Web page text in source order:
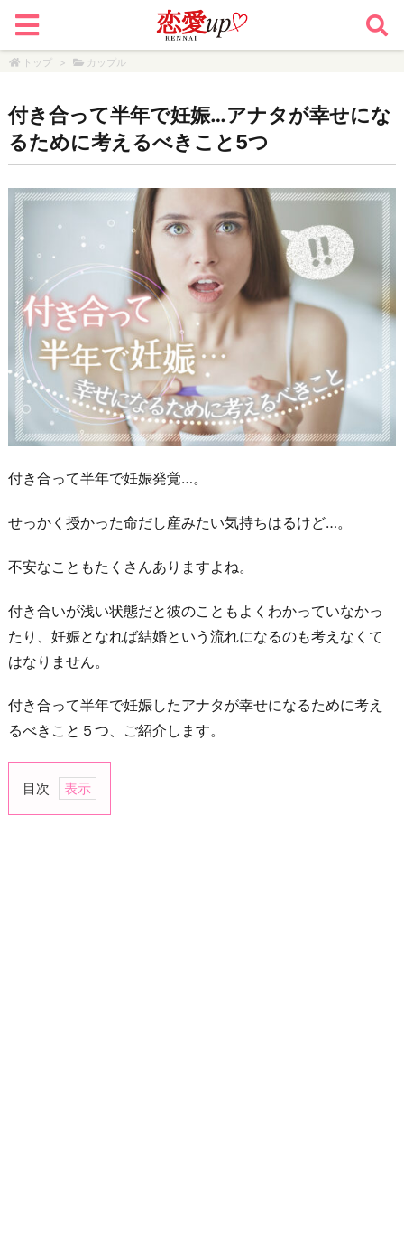
トップ > カップル
付き合って半年で妊娠…アナタが幸せにな
るために考えるべきこと5つ
付き合って半年で妊娠発覚…。
せっかく授かった命だし産みたい気持ちはるけど…。
不安なこともたくさんありますよね。
付き合いが浅い状態だと彼のこともよくわかっていなかっ
たり、妊娠となれば結婚という流れになるのも考えなくて
はなりません。
付き合って半年で妊娠したアナタが幸せになるために考え
るべきこと５つ、ご紹介します。
目次
1.